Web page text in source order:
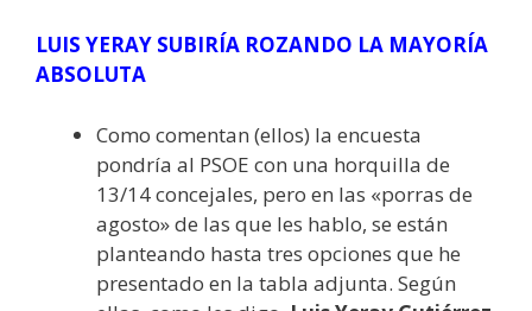
LUIS YERAY SUBIRÍA ROZANDO LA MAYORÍA
ABSOLUTA
Como comentan (ellos) la encuesta
pondría al PSOE con una horquilla de
13/14 concejales, pero en las «porras de
agosto» de las que les hablo, se están
planteando hasta tres opciones que he
presentado en la tabla adjunta. Según